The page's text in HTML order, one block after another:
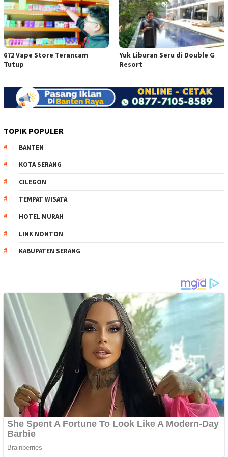
672 Vape Store Terancam
Tutup
Yuk Liburan Seru di Double G
Resort
TOPIK POPULER
BANTEN
KOTA SERANG
CILEGON
TEMPAT WISATA
HOTEL MURAH
LINK NONTON
KABUPATEN SERANG